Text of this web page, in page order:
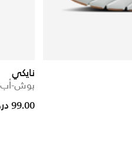
نايكي
بوش-أب
99.00 درهم